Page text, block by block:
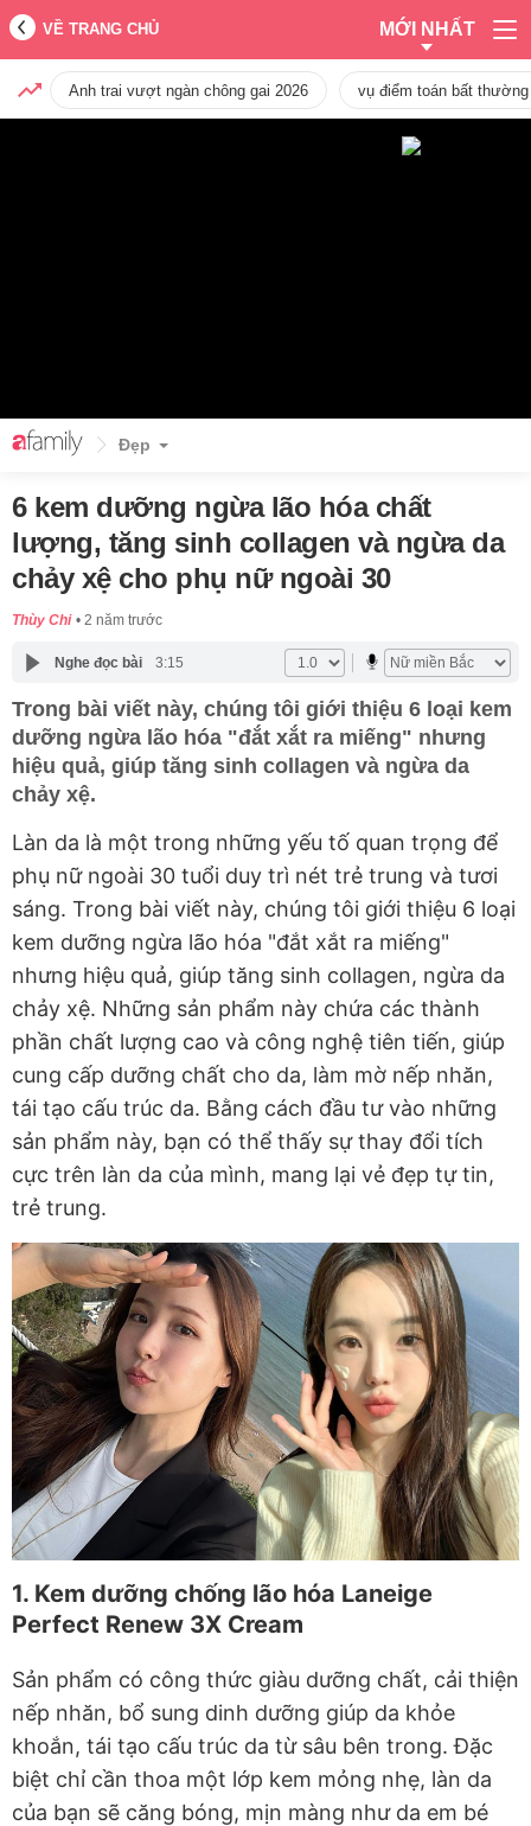
VỀ TRANG CHỦ MỚI NHẤT
Anh trai vượt ngàn chông gai 2026 vụ điểm toán bất
Đẹp
6 kem dưỡng ngừa lão hóa chất
lượng, tăng sinh collagen và ngừa da
chảy xệ cho phụ nữ ngoài 30
Thùy Chi 2 năm trước
Nghe đọc bài 3:15
Trong bài viết này, chúng tôi giới thiệu 6 loại kem
dưỡng ngừa lão hóa "đắt xắt ra miếng" nhưng
hiệu quả, giúp tăng sinh collagen và ngừa da
chảy xệ.
Làn da là một trong những yếu tố quan trọng để
phụ nữ ngoài 30 tuổi duy trì nét trẻ trung và tươi
sáng. Trong bài viết này, chúng tôi giới thiệu 6 loại
kem dưỡng ngừa lão hóa "đắt xắt ra miếng"
nhưng hiệu quả, giúp tăng sinh collagen, ngừa da
chảy xệ. Những sản phẩm này chứa các thành
phần chất lượng cao và công nghệ tiên tiến, giúp
cung cấp dưỡng chất cho da, làm mờ nếp nhăn,
tái tạo cấu trúc da. Bằng cách đầu tư vào những
sản phẩm này, bạn có thể thấy sự thay đổi tích
cực trên làn da của mình, mang lại vẻ đẹp tự tin,
trẻ trung.
1. Kem dưỡng chống lão hóa Laneige
Perfect Renew 3X Cream
Sản phẩm có công thức giàu dưỡng chất, cải thiện
nếp nhăn, bổ sung dinh dưỡng giúp da khỏe
khoắn, tái tạo cấu trúc da từ sâu bên trong. Đặc
biệt chỉ cần thoa một lớp kem mỏng nhẹ, làn da
của bạn sẽ căng bóng, mịn màng như da em bé